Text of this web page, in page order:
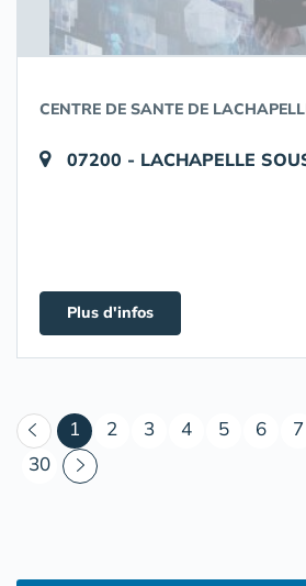
CENTRE DE SANTE DE
07200 - LACHAPELLE
Plus d'infos
1 (courant)
2 3 4 5 6 7
30